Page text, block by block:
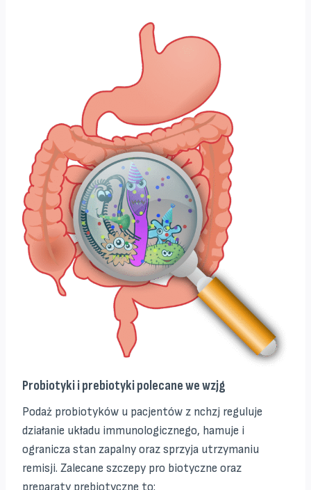
Probiotyki i prebiotyki polecane we wzjg
Podaż probiotyków u pacjentów z nchzj reguluje
działanie układu immunologicznego, hamuje i
ogranicza stan zapalny oraz sprzyja utrzymaniu
remisji. Zalecane szczepy pro biotyczne oraz